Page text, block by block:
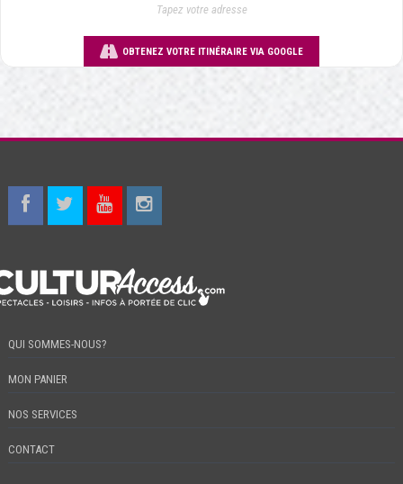
OBTENEZ VOTRE ITINÉRAIRE VIA GOOGLE
QUI SOMMES-NOUS?
MON PANIER
NOS SERVICES
CONTACT